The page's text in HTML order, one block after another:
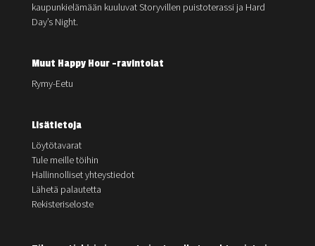
kaupunkielämään kuuluvat Storyvillen puistoterassi ja Hard
Day’s Night.
Muut Happy Hour -ravintolat
Rymy-Eetu
Lisätietoja
Löytötavarat
Tule meille töihin
Hallinnolliset yhteystiedot
Lähetä palautetta
Rekisteriseloste